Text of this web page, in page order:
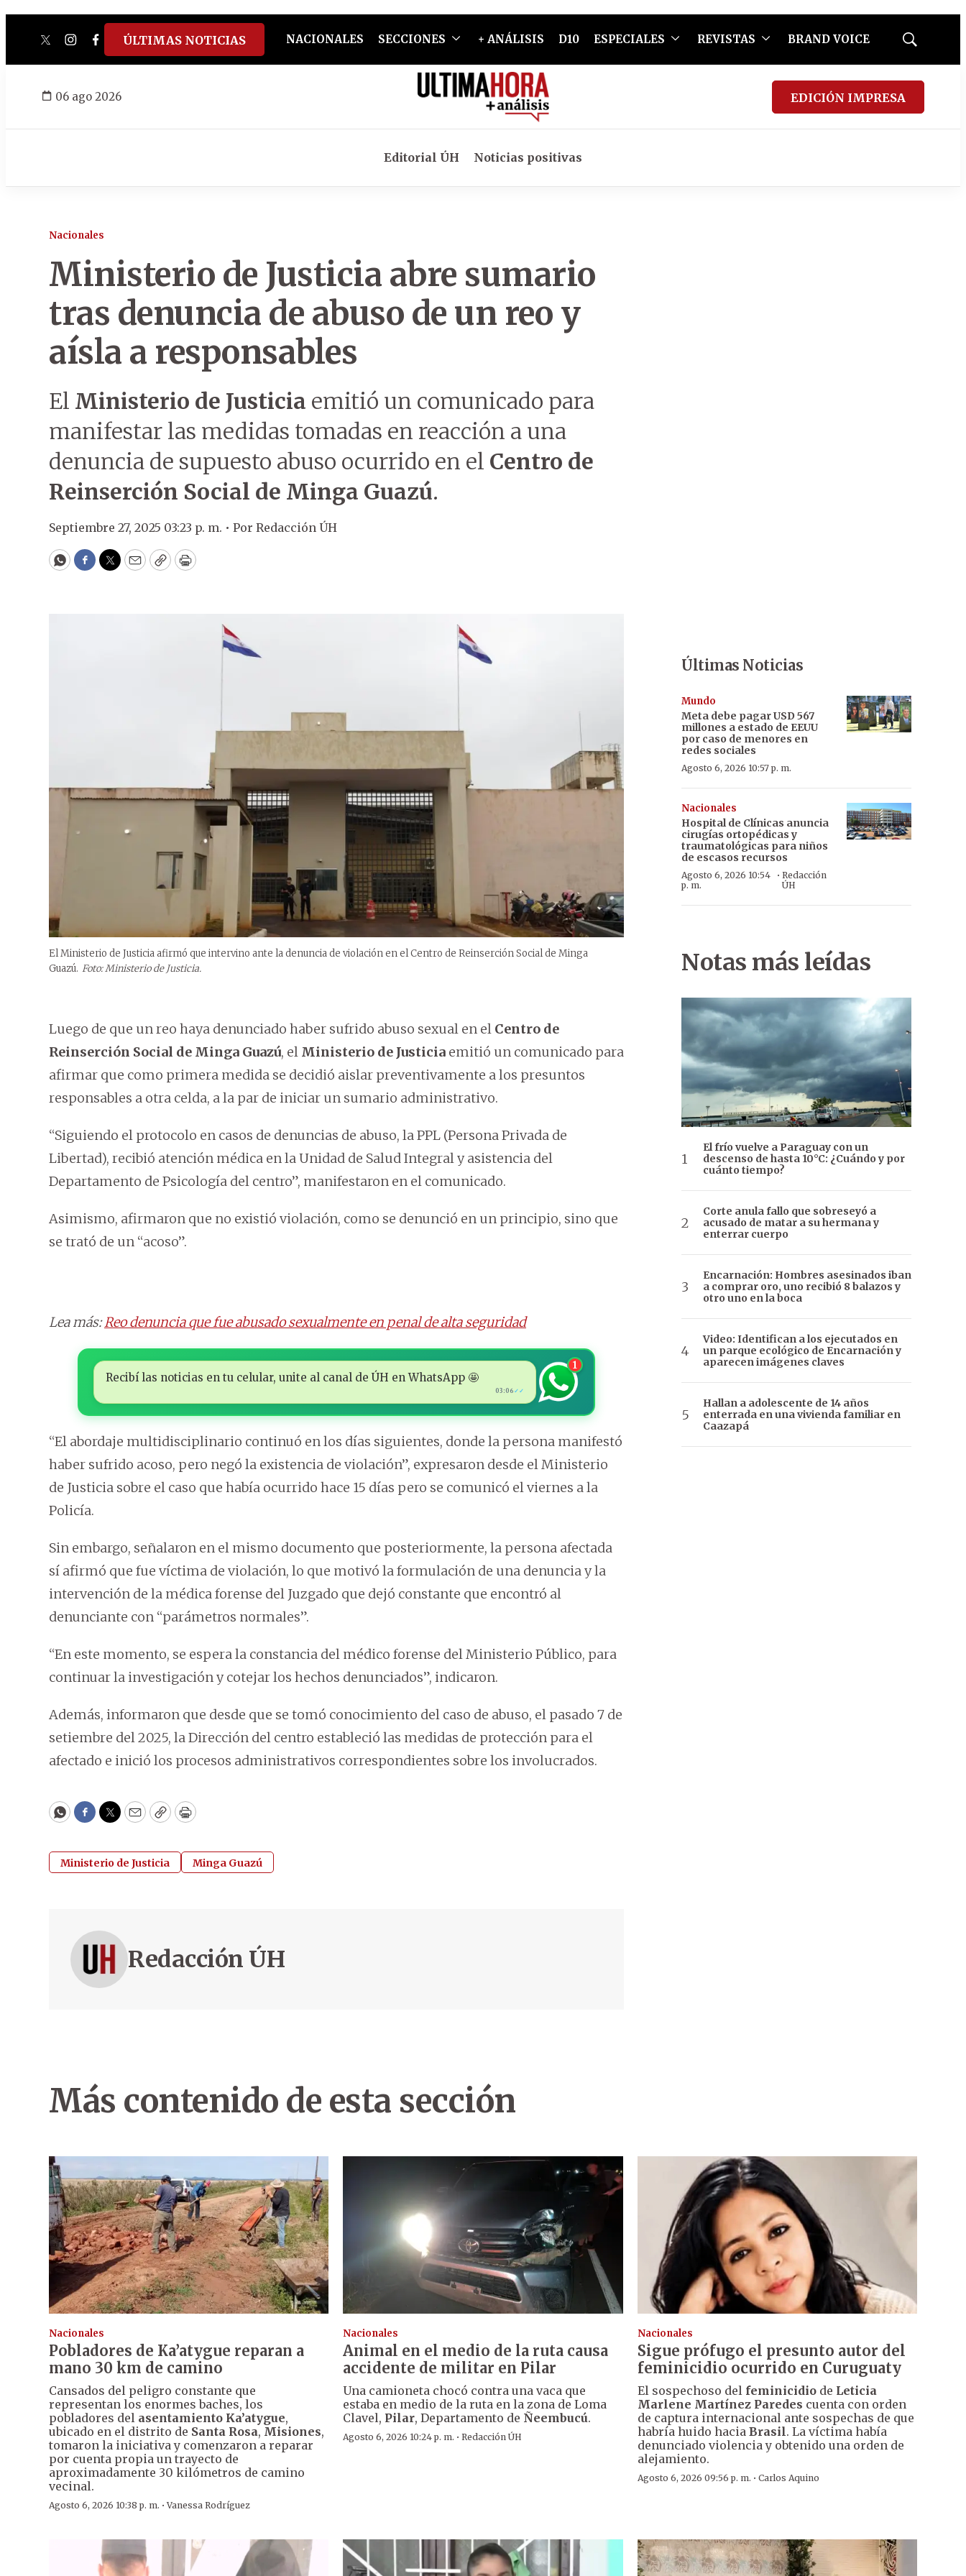
twitterinstagram
facebook
tiktokyoutube
spotify
ÚLTIMAS NOTICIAS NACIONALES SECCIONES + ANÁLISIS D10 ESPECIALES REVISTAS BRAND VOICE
Mostrar
06 ago 2026 EDICIÓN IMPRESA
Editorial ÚH Noticias positivas
Nacionales
Ministerio de Justicia abre sumario
tras denuncia de abuso de un reo y
aísla a responsables
El Ministerio de Justicia emitió un comunicado para
manifestar las medidas tomadas en reacción a una
denuncia de supuesto abuso ocurrido en el Centro de
Reinserción Social de Minga Guazú.
Septiembre 27, 2025 03:23 p. m. • Por Redacción ÚH
WhatsApp
Facebook
Twitter
EmailCopyPrint
El Ministerio de Justicia afirmó que intervino ante la denuncia de violación en el Centro de Reinserción Social de Minga
Guazú. Foto: Ministerio de Justicia.
Luego de que un reo haya denunciado haber sufrido abuso sexual en el Centro de
Reinserción Social de Minga Guazú, el Ministerio de Justicia emitió un comunicado para
afirmar que como primera medida se decidió aislar preventivamente a los presuntos
responsables a otra celda, a la par de iniciar un sumario administrativo.
“Siguiendo el protocolo en casos de denuncias de abuso, la PPL (Persona Privada de
Libertad), recibió atención médica en la Unidad de Salud Integral y asistencia del
Departamento de Psicología del centro”, manifestaron en el comunicado.
Asimismo, afirmaron que no existió violación, como se denunció en un principio, sino que
se trató de un “acoso”.
Lea más:Reo denuncia que fue abusado sexualmente en penal de alta seguridad
Recibí las noticias en tu celular, unite al canal de ÚH en WhatsApp 🤩
03:06 ✓✓
1
“El abordaje multidisciplinario continuó en los días siguientes, donde la persona manifestó
haber sufrido acoso, pero negó la existencia de violación”, expresaron desde el Ministerio
de Justicia sobre el caso que había ocurrido hace 15 días pero se comunicó el viernes a la
Policía.
Sin embargo, señalaron en el mismo documento que posteriormente, la persona afectada
sí afirmó que fue víctima de violación, lo que motivó la formulación de una denuncia y la
intervención de la médica forense del Juzgado que dejó constante que encontró al
denunciante con “parámetros normales”.
“En este momento, se espera la constancia del médico forense del Ministerio Público, para
continuar la investigación y cotejar los hechos denunciados”, indicaron.
Además, informaron que desde que se tomó conocimiento del caso de abuso, el pasado 7 de
setiembre del 2025, la Dirección del centro estableció las medidas de protección para el
afectado e inició los procesos administrativos correspondientes sobre los involucrados.
WhatsApp
Facebook
Twitter
EmailCopyPrint
Ministerio de Justicia Minga Guazú
Redacción ÚH
Últimas Noticias
Mundo
Meta debe pagar USD 567
millones a estado de EEUU
por caso de menores en
redes sociales
Agosto 6, 2026 10:57 p. m.
Nacionales
Hospital de Clínicas anuncia
cirugías ortopédicas y
traumatológicas para niños
de escasos recursos
Agosto 6, 2026 10:54
p. m.
· Redacción
ÚH
Notas más leídas
El frío vuelve a Paraguay con un
descenso de hasta 10°C: ¿Cuándo y por
cuánto tiempo?
Corte anula fallo que sobreseyó a
acusado de matar a su hermana y
enterrar cuerpo
Encarnación: Hombres asesinados iban
a comprar oro, uno recibió 8 balazos y
otro uno en la boca
Video: Identifican a los ejecutados en
un parque ecológico de Encarnación y
aparecen imágenes claves
Hallan a adolescente de 14 años
enterrada en una vivienda familiar en
Caazapá
Más contenido de esta sección
Nacionales
Pobladores de Ka’atygue reparan a
mano 30 km de camino
Cansados del peligro constante que
representan los enormes baches, los
pobladores del asentamiento Ka’atygue,
ubicado en el distrito de Santa Rosa, Misiones,
tomaron la iniciativa y comenzaron a reparar
por cuenta propia un trayecto de
aproximadamente 30 kilómetros de camino
vecinal.
Agosto 6, 2026 10:38 p. m. ·Vanessa Rodríguez
Nacionales
Animal en el medio de la ruta causa
accidente de militar en Pilar
Una camioneta chocó contra una vaca que
estaba en medio de la ruta en la zona de Loma
Clavel, Pilar, Departamento de Ñeembucú.
Agosto 6, 2026 10:24 p. m. ·Redacción ÚH
Nacionales
Sigue prófugo el presunto autor del
feminicidio ocurrido en Curuguaty
El sospechoso del feminicidiode Leticia
Marlene Martínez Paredes cuenta con orden
de captura internacional ante sospechas de que
habría huido hacia Brasil. La víctima había
denunciado violencia y obtenido una orden de
alejamiento.
Agosto 6, 2026 09:56 p. m. · Carlos Aquino